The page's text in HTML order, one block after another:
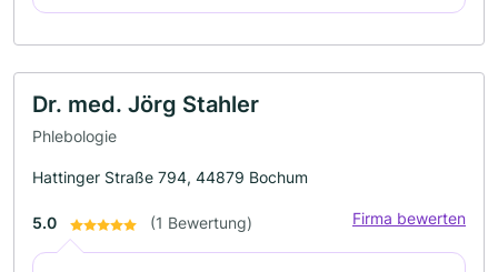
Dr. med. Jörg Stahler
Phlebologie
Hattinger Straße 794, 44879 Bochum
5.0 (1 Bewertung) Firma bewerten